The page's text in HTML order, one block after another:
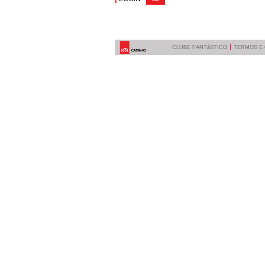
CLUBE FANTáSTICO TERMOS E